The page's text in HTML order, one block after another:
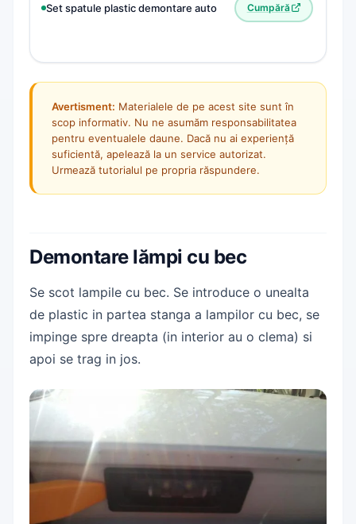
Set spatule plastic demontare auto Cumpără
Avertisment: Materialele de pe acest site sunt în
scop informativ. Nu ne asumăm responsabilitatea
pentru eventualele daune. Dacă nu ai experiență
suficientă, apelează la un service autorizat.
Urmează tutorialul pe propria răspundere.
Demontare lămpi cu bec
Se scot lampile cu bec. Se introduce o unealta
de plastic in partea stanga a lampilor cu bec, se
impinge spre dreapta (in interior au o clema) si
apoi se trag in jos.